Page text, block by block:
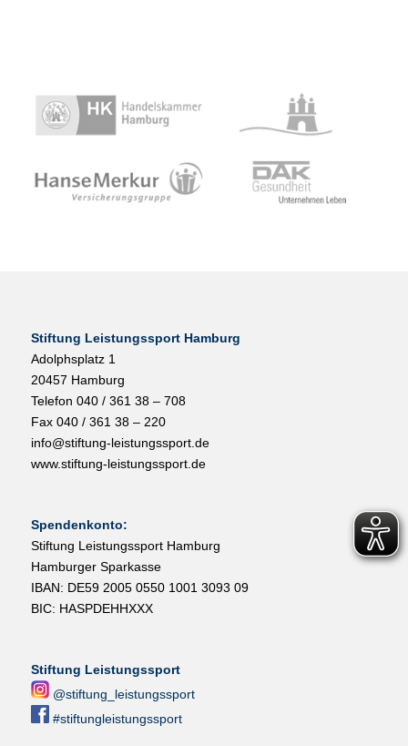
Stiftung Leistungssport Hamburg
Adolphsplatz 1
20457 Hamburg
Telefon 040 / 361 38 – 708
Fax 040 / 361 38 – 220
info@stiftung-leistungssport.de
www.stiftung-leistungssport.de
Spendenkonto:
Stiftung Leistungssport Hamburg
Hamburger Sparkasse
IBAN: DE59 2005 0550 1001 3093 09
BIC: HASPDEHHXXX
Stiftung Leistungssport
@stiftung_leistungssport
#stiftungleistungssport